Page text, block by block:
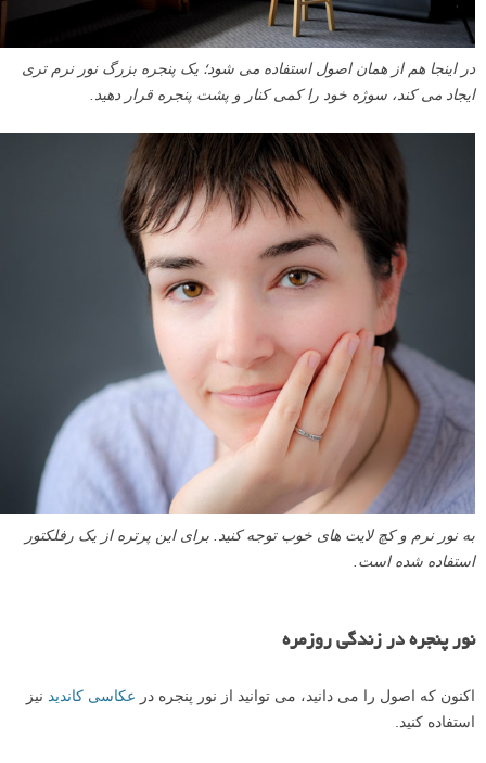
در اینجا هم از همان اصول استفاده می شود؛ یک پنجره بزرگ نور نرم تری
ایجاد می کند، سوژه خود را کمی کنار و پشت پنجره قرار دهید.
به نور نرم و کچ لایت های خوب توجه کنید. برای این پرتره از یک رفلکتور
استفاده شده است.
نور پنجره در زندگی روزمره
اکنون که اصول را می دانید، می توانید از نور پنجره در عکاسی کاندید نیز
استفاده کنید.